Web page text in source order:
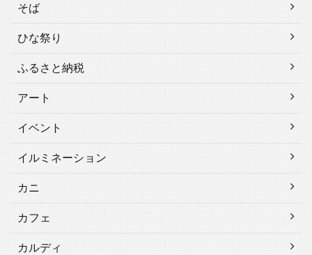
そば
ひな祭り
ふるさと納税
アート
イベント
イルミネーション
カニ
カフェ
カルディ